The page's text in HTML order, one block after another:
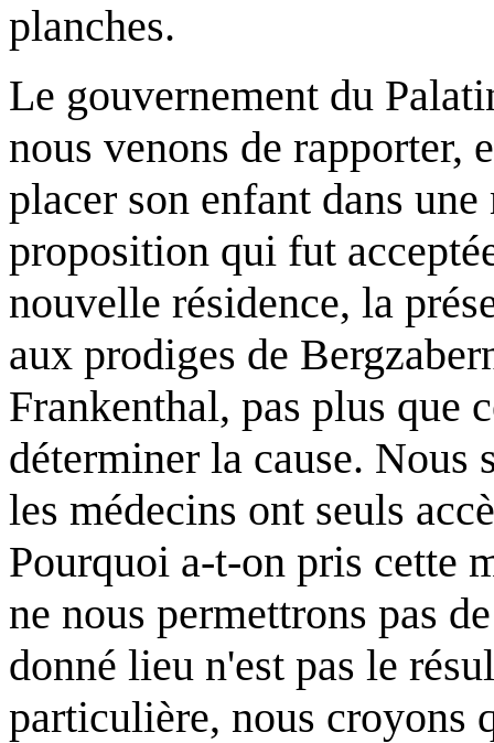
planches.
Le gouvernement du
nous venons de rapporter,
placer son enfant dans
proposition qui fut
nouvelle résidence, la
aux prodiges de
Frankenthal, pas plus que
déterminer la cause. Nous
les médecins ont seuls
Pourquoi a-t-on pris cette
ne nous permettrons pas
donné lieu n'est pas le
particulière, nous croyons